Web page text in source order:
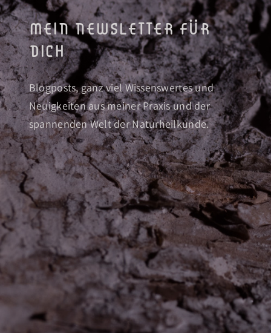
mein newsletter für
dich
Blogposts, ganz viel Wissenswertes und
Neuigkeiten aus meiner Praxis und der
spannenden Welt der Naturheilkunde.
Jetzt anmelden!